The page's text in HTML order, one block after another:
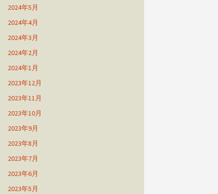
2024年5月
2024年4月
2024年3月
2024年2月
2024年1月
2023年12月
2023年11月
2023年10月
2023年9月
2023年8月
2023年7月
2023年6月
2023年5月